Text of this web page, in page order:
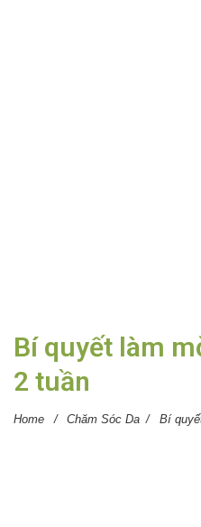
Bí quyết làm
2 tuần
Home / Chăm Sóc Da / Bí